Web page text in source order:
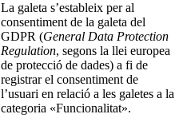
La galeta s’estableix per al
consentiment de la galeta del
GDPR (General Data Protection
Regulation, segons la llei europea
de protecció de dades) a fi de
registrar el consentiment de
l’usuari en relació a les galetes a la
categoria «Funcionalitat».